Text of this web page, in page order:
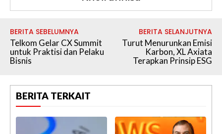
BERITA SEBELUMNYA
Telkom Gelar CX Summit
untuk Praktisi dan Pelaku
Bisnis
BERITA SELANJUTNYA
Turut Menurunkan Emisi
Karbon, XL Axiata
Terapkan Prinsip ESG
BERITA TERKAIT